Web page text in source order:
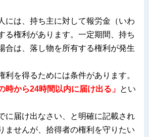
には、持ち主に対して報労金（いわ
る権利があります。一定期間、持ち
合は、落し物を所有する権利が発生
利を得るためには条件があります。
時から24時間以内に届け出る」 とい
に届け出なさい、と明確に記載され
ませんが、拾得者の権利を守りたい